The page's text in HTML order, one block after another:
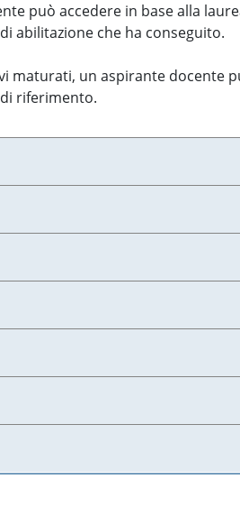
può accedere in base alla
abilitazione che ha conseguito.
un aspirante docente
riferimento.